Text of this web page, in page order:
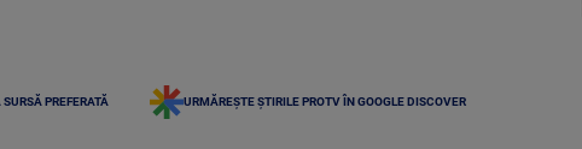
PREFERATĂ URMĂREȘTE ȘTIRILE PROTV ÎN GOOGLE DISCOVER